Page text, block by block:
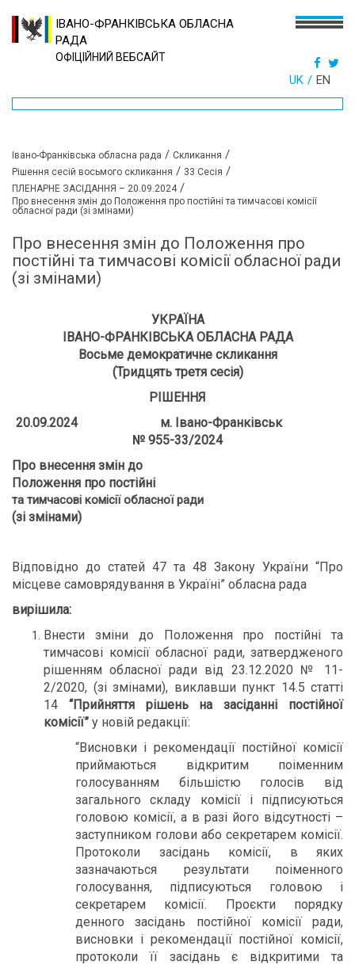
ІВАНО-ФРАНКІВСЬКА ОБЛАСНА
РАДА
ОФІЦІЙНИЙ ВЕБСАЙТ
UK EN
Івано-Франківська обласна рада / Скликання /
Рішення сесій восьмого скликання / 33 Сесія /
ПЛЕНАРНЕ ЗАСІДАННЯ – 20.09.2024/
Про внесення змін до Положення про постійні та тимчасові комісії
обласної ради (зі змінами)
Про внесення змін до Положення про
постійні та тимчасові комісії обласної ради
(зі змінами)
УКРАЇНА
ІВАНО-ФРАНКІВСЬКА ОБЛАСНА РАДА
Восьме демократичне скликання
(Тридцять третя сесія)
РІШЕННЯ
20.09.2024 м. Івано-Франківськ
№ 955-33/2024
Про внесення змін до
Положення про постійні
та тимчасові комісії обласної ради
(зі змінами)
Відповідно до статей 47 та 48 Закону України “Про
місцеве самоврядування в Україні” обласна рада
вирішила:
Внести зміни до Положення про постійні та
тимчасові комісії обласної ради, затвердженого
рішенням обласної ради від 23.12.2020 № 11-
2/2020, (зі змінами), виклавши пункт 14.5 статті
14 “Прийняття рішень на засіданні постійної
комісії” у новій редакції:
“Висновки і рекомендації постійної комісії
приймаються відкритим поіменним
голосуванням більшістю голосів від
загального складу комісії і підписуються
головою комісії, а в разі його відсутності –
заступником голови або секретарем комісії.
Протоколи засідань комісії, в яких
зазначаються результати поіменного
голосування, підписуються головою і
секретарем комісії. Проєкти порядку
денного засідань постійної комісії ради,
висновки і рекомендації постійної комісії,
протоколи її засідань є відкритими та